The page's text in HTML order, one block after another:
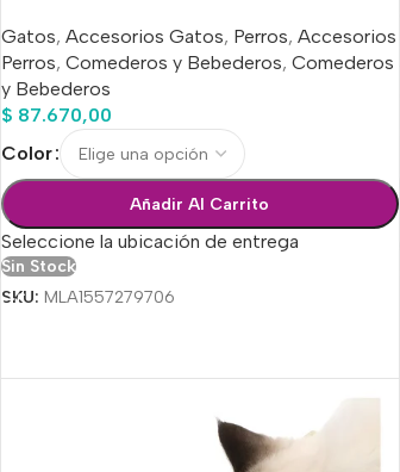
Gatos, Accesorios Gatos, Perros, Accesorios
Perros, Comederos y Bebederos, Comederos
y Bebederos
$ 87.670,00
Color
Añadir Al Carrito
Seleccione la ubicación de entrega
Sin Stock
SKU: MLA1557279706